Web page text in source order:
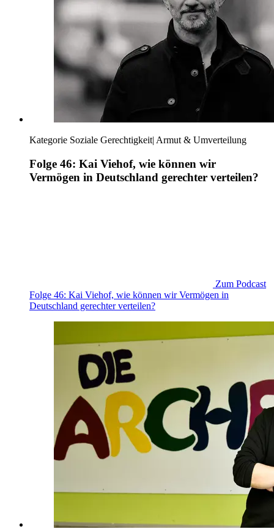
Kategorie Soziale Gerechtigkeit| Armut & Umverteilung
Folge 46: Kai Viehof, wie können wir
Vermögen in Deutschland gerechter verteilen?
Zum Podcast
Folge 46: Kai Viehof, wie können wir Vermögen in
Deutschland gerechter verteilen?